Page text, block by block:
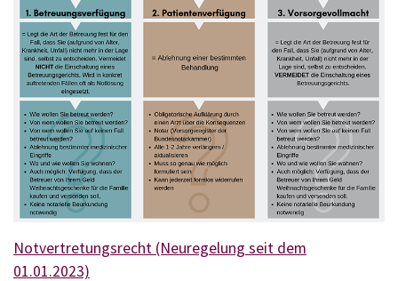
Notvertretungsrecht (Neuregelung seit dem
01.01.2023)